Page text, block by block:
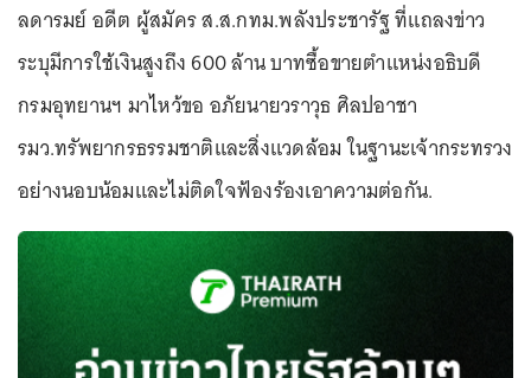
ลดารมย์ อดีต ผู้สมัคร ส.ส.กทม.พลังประชารัฐ ที่แถลงข่าว
ระบุมีการใช้เงินสูงถึง 600 ล้าน บาทซื้อขายตำแหน่งอธิบดี
กรมอุทยานฯ มาไหว้ขอ อภัยนายวราวุธ ศิลปอาชา
รมว.ทรัพยากรธรรมชาติและสิ่งแวดล้อม ในฐานะเจ้ากระทรวง
อย่างนอบน้อมและไม่ติดใจฟ้องร้องเอาความต่อกัน.